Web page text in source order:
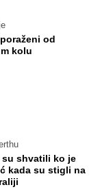
od
kolu
shvatili ko je
kada su stigli na